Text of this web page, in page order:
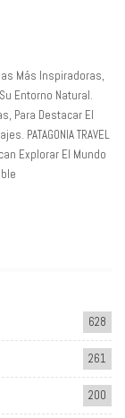
Más Inspiradoras,
Entorno Natural.
Para Destacar El
PATAGONIA TRAVEL
Explorar El Mundo
628
261
200